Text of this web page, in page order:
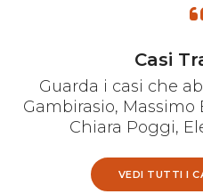
Casi
Guarda i casi che
Gambirasio, Massimo
Chiara Poggi,
VEDI TUTTI I